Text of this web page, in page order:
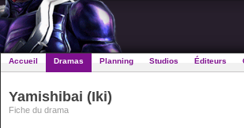
Accueil Dramas Planning Studios Éditeurs
Yamishibai (Iki)
Fiche du drama